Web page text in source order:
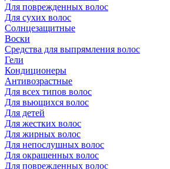
Для поврежденных волос
Для сухих волос
Солнцезащитные
Воски
Средства для выпрямления волос
Гели
Кондиционеры
Антивозрастные
Для всех типов волос
Для вьющихся волос
Для детей
Для жестких волос
Для жирных волос
Для непослушных волос
Для окрашенных волос
Для поврежденных волос